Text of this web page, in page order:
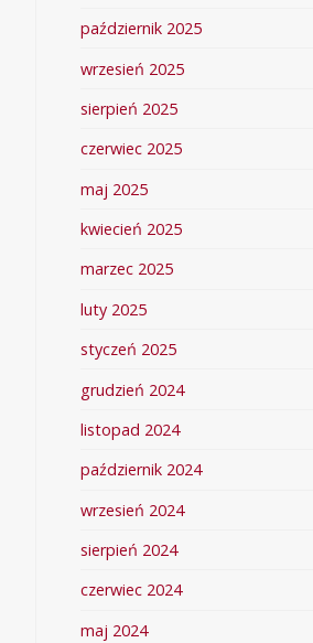
październik 2025
wrzesień 2025
sierpień 2025
czerwiec 2025
maj 2025
kwiecień 2025
marzec 2025
luty 2025
styczeń 2025
grudzień 2024
listopad 2024
październik 2024
wrzesień 2024
sierpień 2024
czerwiec 2024
maj 2024